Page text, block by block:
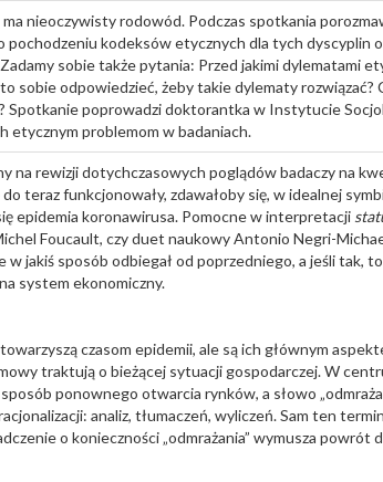
nieoczywisty rodowód. Podczas spotkania
kodeksów etycznych dla tych dyscyplin
sobie także pytania: Przed jakimi dylematami
sobie odpowiedzieć, żeby takie dylematy
Spotkanie poprowadzi doktorantka w Instytucie
etycznym problemom w badaniach.
na rewizji dotychczasowych poglądów badaczy na
teraz funkcjonowały, zdawałoby się, w idealnej
epidemia koronawirusa. Pomocne w interpretacji
Foucault, czy duet naukowy Antonio Negri-
jakiś sposób odbiegał od poprzedniego, a jeśli tak,
system ekonomiczny.
czasom epidemii, ale są ich głównym
traktują o bieżącej sytuacji gospodarczej. W
ponownego otwarcia rynków, a słowo
analiz, tłumaczeń, wyliczeń. Sam ten
o konieczności „odmrażania” wymusza powrót